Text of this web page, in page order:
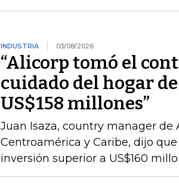
INDUSTRIA 03/08/2026
“Alicorp tomó el
cuidado del hogar
US$158 millones”
Juan Isaza, country manager de
Centroamérica y Caribe, dijo
inversión superior a US$160